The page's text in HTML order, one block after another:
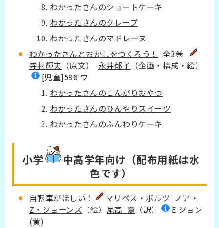
わかったさんのショートケーキ
わかったさんのクレープ
わかったさんのマドレーヌ
わかったさんとおかしをつくろう！
全3巻
寺村輝夫 （原文） 永井郁子 （企画・構成・絵）
[児童]596 ワ
わかったさんのこんがりおやつ
わかったさんのひんやりスイーツ
わかったさんのふんわりケーキ
小学 中高学年向け（配布用紙は水
色です）
自転車がほしい！ マリベス・ボルツ ノア・
Z・ジョーンズ （絵） 尾高 薫 （訳）
E ジョン
(黄)